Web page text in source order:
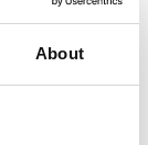
About